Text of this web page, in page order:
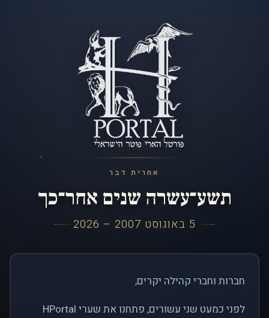
אחרית דבר
תשע־עשרה שנים אחר־כך
5 באוגוסט 2007 – 2026
חברות וחברי קהילה יקרים,
לפני כמעט שני עשורים, פתחנו את שערי HPortal